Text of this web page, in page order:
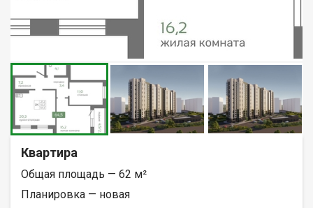
Квартира
Общая площадь — 62 м²
Планировка — новая